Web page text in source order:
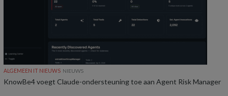
ALGEMEEN IT NIEUWS NIEUWS
KnowBe4 voegt Claude-ondersteuning toe aan Agent Risk Manager